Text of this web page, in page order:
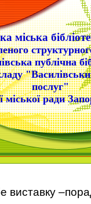
міська
публічна
послуг"
міської ради
виставку